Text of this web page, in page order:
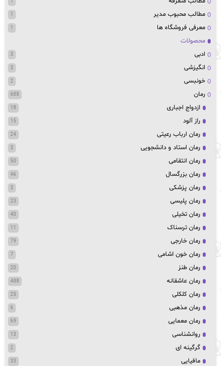
مطالب محبوب مدیر 1
معرفی فروشگاه ها 1
محصولات
ادبی
3
انگیزشی 3
خونبسی 2
رمان 688
ازدواج اجباری 18
راز آلود 15
رمان ارباب رعیتی 24
رمان استاد و دانشجویی 3
رمان انتقامی 50
رمان بزرگسال 46
رمان پزشکی 3
رمان پلیسی 23
رمان تخیلی 40
رمان ترسناک 11
رمان خارجی 79
رمان خون اشامی 7
رمان طنز 20
رمان عاشقانه 488
رمان کلکلی 25
رمان مذهبی 6
رمان معمایی 69
روانشناسی 13
گرگینه ای 2
مافیایی 33